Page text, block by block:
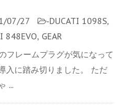
07/27 -DUCATI 1098S,
848EVO, GEAR
フレームプラグが気になって
入に踏み切りました。 ただ
...